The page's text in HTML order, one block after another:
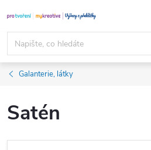
na
obsah
Galanterie, látky
Satén